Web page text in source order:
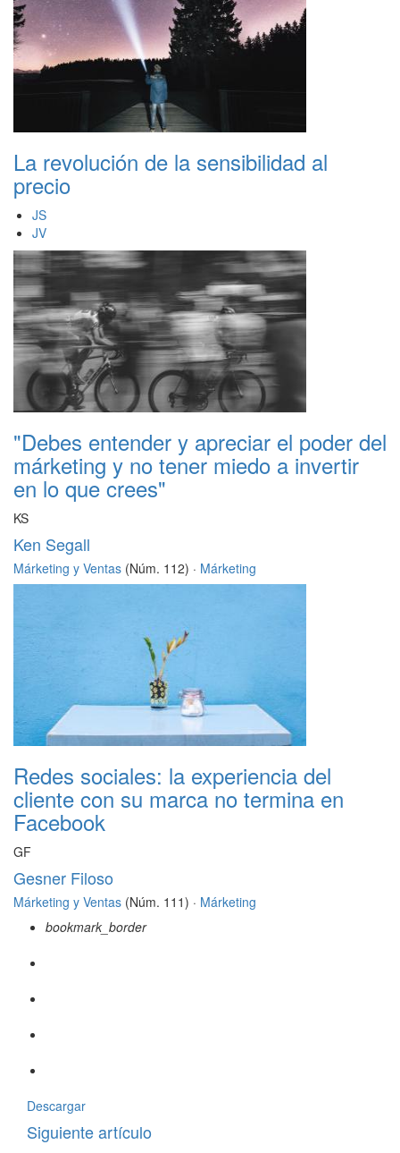
La revolución de la sensibilidad al
precio
JS
JV
"Debes entender y apreciar el poder del
márketing y no tener miedo a invertir
en lo que crees"
KS
Ken Segall
Márketing y Ventas (Núm. 112) · Márketing
Redes sociales: la experiencia del
cliente con su marca no termina en
Facebook
GF
Gesner Filoso
Márketing y Ventas (Núm. 111) · Márketing
bookmark_border
Descargar
Siguiente artículo